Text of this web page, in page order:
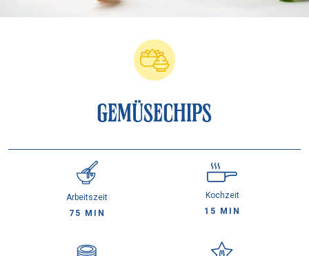
GEMÜSECHIPS
Arbeitszeit
75 MIN
Kochzeit
15 MIN